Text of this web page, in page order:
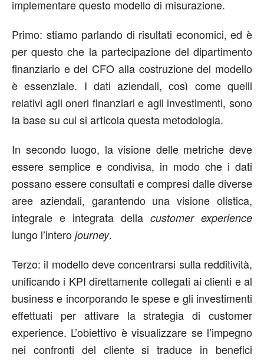
implementare questo modello di misurazione.
Primo: stiamo parlando di risultati economici, ed è
per questo che la partecipazione del dipartimento
finanziario e del CFO alla costruzione del modello
è essenziale. I dati aziendali, così come quelli
relativi agli oneri finanziari e agli investimenti, sono
la base su cui si articola questa metodologia.
In secondo luogo, la visione delle metriche deve
essere semplice e condivisa, in modo che i dati
possano essere consultati e compresi dalle diverse
aree aziendali, garantendo una visione olistica,
integrale e integrata della customer experience
lungo l’intero journey.
Terzo: il modello deve concentrarsi sulla redditività,
unificando i KPI direttamente collegati ai clienti e al
business e incorporando le spese e gli investimenti
effettuati per attivare la strategia di customer
experience. L’obiettivo è visualizzare se l’impegno
nei confronti del cliente si traduce in benefici